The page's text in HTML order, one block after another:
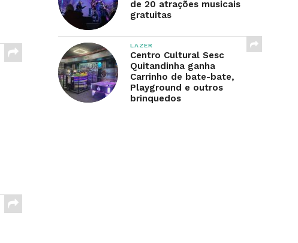
de 20 atrações musicais
gratuitas
LAZER
Centro Cultural Sesc
Quitandinha ganha
Carrinho de bate-bate,
Playground e outros
brinquedos